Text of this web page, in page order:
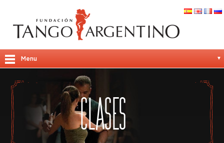
Menu ▼
▼
▼
▼
CLASES